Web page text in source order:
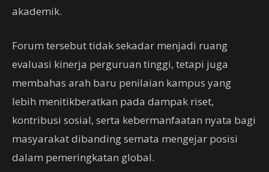
akademik.
Forum tersebut tidak sekadar menjadi ruang
evaluasi kinerja perguruan tinggi, tetapi juga
membahas arah baru penilaian kampus yang
lebih menitikberatkan pada dampak riset,
kontribusi sosial, serta kebermanfaatan nyata bagi
masyarakat dibanding semata mengejar posisi
dalam pemeringkatan global.